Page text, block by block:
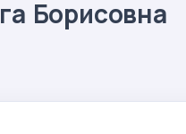
Борисовна